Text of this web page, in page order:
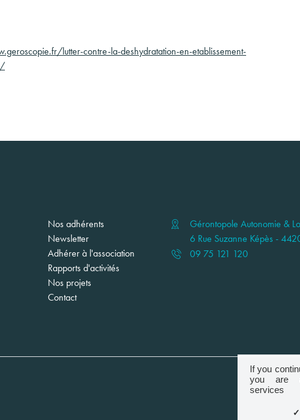
lutter-contre-la-deshydratation-en-etablissement-
Nos adhérents
Newsletter
Adhérer à l'association
Rapports d'activités
Nos projets
Contact
Gérontopole Autonomie &
6 Rue Suzanne Képès -
09 75 121 120
If you
you are
services